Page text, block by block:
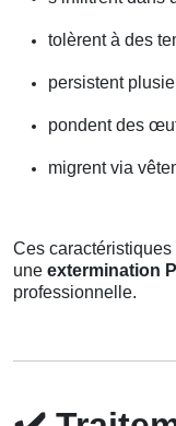
tolèrent à des
persistent
pondent des
migrent via
Ces
une extermination
professionnelle.